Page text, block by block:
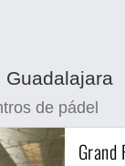
de pádel
Grand